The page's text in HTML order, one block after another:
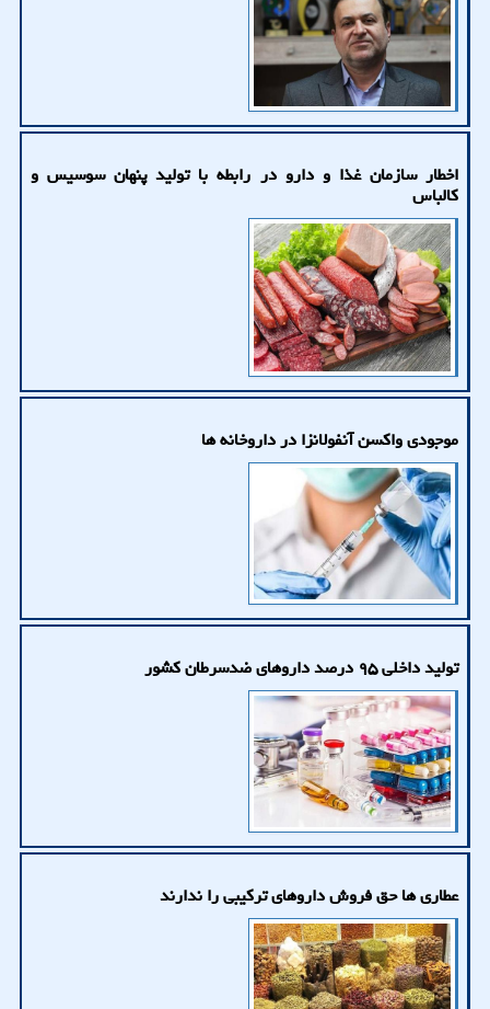
اخطار سازمان غذا و دارو در رابطه با تولید پنهان سوسیس و
کالباس
موجودی واکسن آنفولانزا در داروخانه ها
تولید داخلی ۹۵ درصد داروهای ضدسرطان کشور
عطاری ها حق فروش داروهای ترکیبی را ندارند